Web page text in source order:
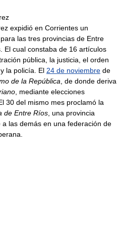
expidió en Corrientes un
las tres provincias de Entre
El cual constaba de 16 artículos
pública, la justicia, el orden
la policía. El 24 de noviembre de
de la República , de donde deriva
, mediante elecciones
30 del mismo mes proclamó la
de Entre Ríos , una provincia
las demás en una federación de